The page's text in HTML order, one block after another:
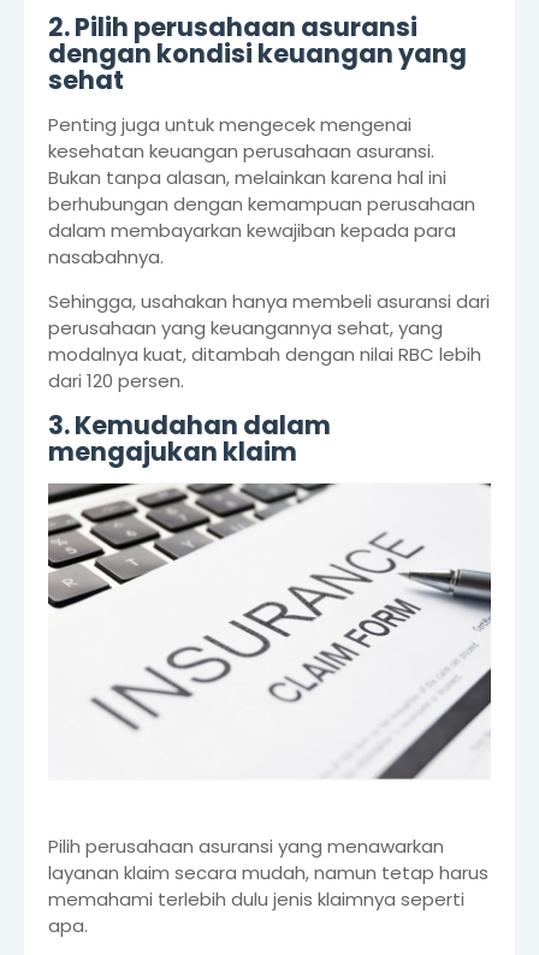
2. Pilih perusahaan asuransi
dengan kondisi keuangan yang
sehat
Penting juga untuk mengecek mengenai
kesehatan keuangan perusahaan asuransi.
Bukan tanpa alasan, melainkan karena hal ini
berhubungan dengan kemampuan perusahaan
dalam membayarkan kewajiban kepada para
nasabahnya.
Sehingga, usahakan hanya membeli asuransi dari
perusahaan yang keuangannya sehat, yang
modalnya kuat, ditambah dengan nilai RBC lebih
dari 120 persen.
3. Kemudahan dalam
mengajukan klaim
Pilih perusahaan asuransi yang menawarkan
layanan klaim secara mudah, namun tetap harus
memahami terlebih dulu jenis klaimnya seperti
apa.